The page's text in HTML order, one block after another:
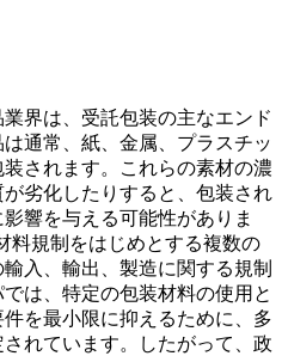
界は、受託包装の主なエンド
通常、紙、金属、プラスチッ
されます。これらの素材の濃
劣化したりすると、包装され
響を与える可能性がありま
料規制をはじめとする複数の
入、輸出、製造に関する規制
は、特定の包装材料の使用と
を最小限に抑えるために、多
れています。したがって、政